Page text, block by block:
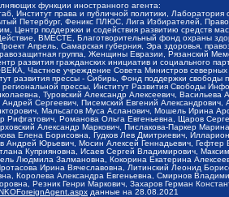
функции иностранного агента:
Институт права и публичной политики,
Петербург, Феникс ПЛЮС, Лига Избирателей,
Центр поддержки и содействия развитию средств
ВМЕСТЕ, Благотворительный фонд охраны
Апрель, Самарская губерния, Эра здоровья,
группа, Женщины Евразии, Рязанский
развития гражданских инициатив и социального
Частное учреждение Совета Министров северных
развития прессы - Сибирь, Фонд поддержки
прессы, Институт Развития Свободы
Туровский Александр Алексеевич,
Андрей Сергеевич, Писемский Евгений
Мальсагов Муса Асланович, Мошель Ирина
Рифгатович, Романова Ольга Евгеньевна, Щаров
Александр Маркович, Пислакова-Паркер
Елена Борисовна, Гудков Лев Дмитриевич,
Андрей Юрьевич, Мосин Алексей Геннадьевич,
Куприяновна, Исаев Сергей Владимирович,
Людмила Залмановна, Кокорина Екатерина
Ирина Вячеславовна, Литинский Леонид
Королева Александра Евгеньевна, Смирнов
Резник Генри Маркович, Захаров Герман
данные на 28.08.2021